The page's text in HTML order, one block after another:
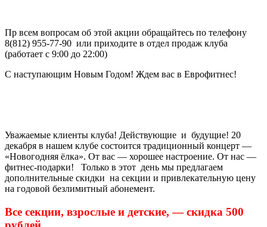
Пр всем вопросам об этой акции обращайтесь по телефону
8(812) 955-77-90 или приходите в отдел продаж клуба
(работает с 9:00 до 22:00)
С наступающим Новым Годом! Ждем вас в Еврофитнес!
Уважаемые клиенты клуба! Действующие и будущие! 20
декабря в нашем клубе состоится традиционный концерт —
«Новогодняя ёлка». От вас — хорошее настроение. От нас —
фитнес-подарки! Только в этот день мы предлагаем
дополнительные скидки на секции и привлекательную цену
на годовой безлимитный абонемент.
Все секции, взрослые и детские, — скидка 500